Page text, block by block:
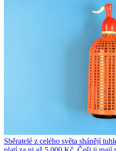
Sběratelé z celého světa shánějí